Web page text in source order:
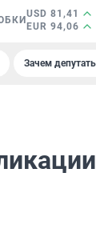
USD 81,41
EUR 94,06
Зачем